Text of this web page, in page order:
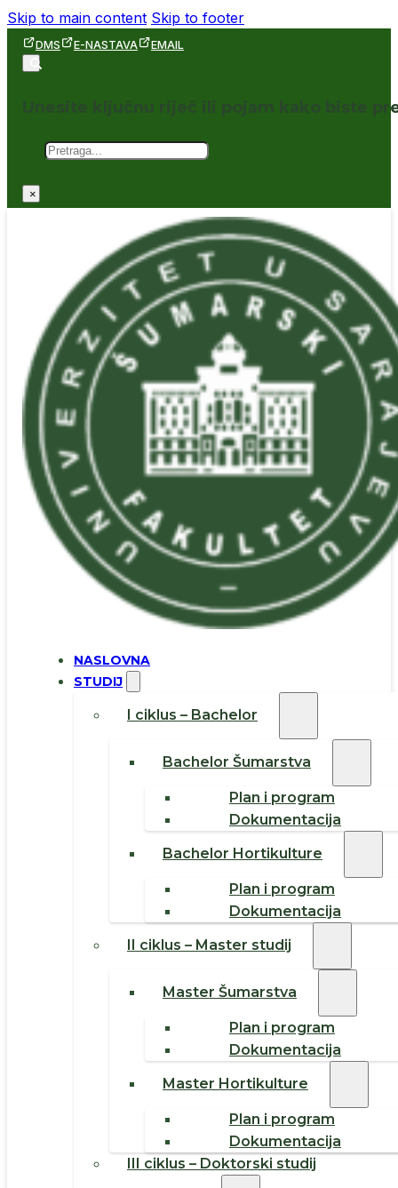
Skip to main content Skip to footer
DMS E-NASTAVA EMAIL
Unesite ključnu riječ ili pojam kako biste
Pretraga
×
NASLOVNA
STUDIJ
I ciklus – Bachelor
Bachelor Šumarstva
Plan i program
Dokumentacija
Bachelor Hortikulture
Plan i program
Dokumentacija
II ciklus – Master studij
Master Šumarstva
Plan i program
Dokumentacija
Master Hortikulture
Plan i program
Dokumentacija
III ciklus – Doktorski studij